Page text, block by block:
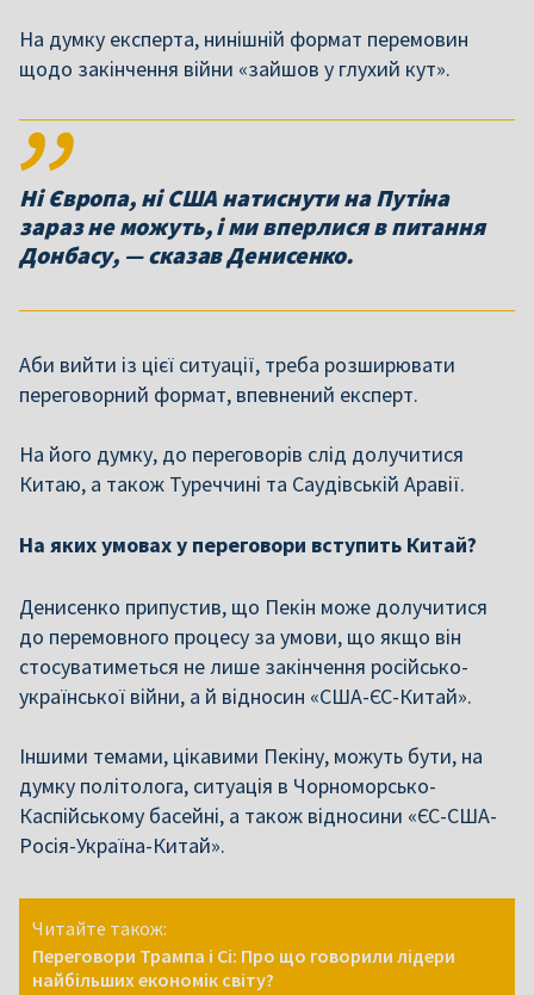
На думку експерта, нинішній формат перемовин
щодо закінчення війни «зайшов у глухий кут».
Ні Європа, ні США натиснути на Путіна
зараз не можуть, і ми вперлися в питання
Донбасу, — сказав Денисенко.
Аби вийти із цієї ситуації, треба розширювати
переговорний формат, впевнений експерт.
На його думку, до переговорів слід долучитися
Китаю, а також Туреччині та Саудівській Аравії.
На яких умовах у переговори вступить Китай?
Денисенко припустив, що Пекін може долучитися
до перемовного процесу за умови, що якщо він
стосуватиметься не лише закінчення російсько-
української війни, а й відносин «США-ЄС-Китай».
Іншими темами, цікавими Пекіну, можуть бути, на
думку політолога, ситуація в Чорноморсько-
Каспійському басейні, а також відносини «ЄС-США-
Росія-Україна-Китай».
Читайте також:
Переговори Трампа і Сі: Про що говорили лідери
найбільших економік світу?